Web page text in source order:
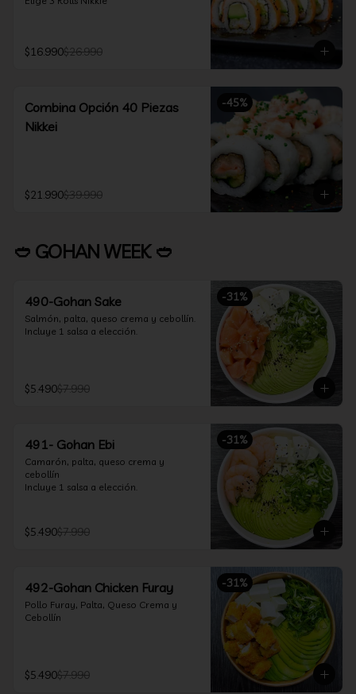
$16.990$26.990
-45%
Combina Opción 40 Piezas
Nikkei
$21.990$39.990
🥙 GOHAN WEEK 🥙
-31%
490-Gohan Sake
Salmón, palta, queso crema y cebollín.
Incluye 1 salsa a elección.
$5.490$7.990
-31%
491- Gohan Ebi
Camarón, palta, queso crema y
cebollín
Incluye 1 salsa a elección.
$5.490$7.990
-31%
492-Gohan Chicken Furay
Pollo Furay, Palta, Queso Crema y
Cebollín
$5.490$7.990